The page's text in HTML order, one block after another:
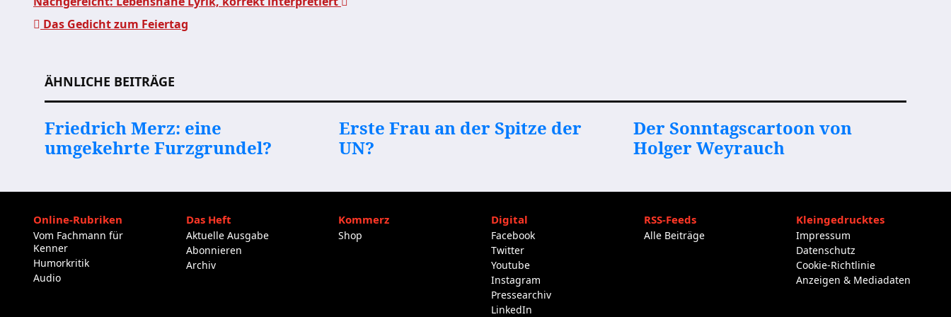
Das Gedicht zum Feiertag
ÄHNLICHE BEITRÄGE
Friedrich Merz: eine
umgekehrte Furzgrundel?
Erste Frau an der Spitze der
UN?
Der Sonntagscartoon von
Holger Weyrauch
Online-Rubriken
Vom Fachmann für
Kenner
Humorkritik
Audio
Das Heft
Aktuelle Ausgabe
Abonnieren
Archiv
Kommerz
Shop
Digital
Facebook
Twitter
Youtube
Instagram
Pressearchiv
LinkedIn
RSS-Feeds
Alle Beiträge
Kleingedrucktes
Impressum
Datenschutz
Cookie-Richtlinie
Anzeigen & Mediadaten